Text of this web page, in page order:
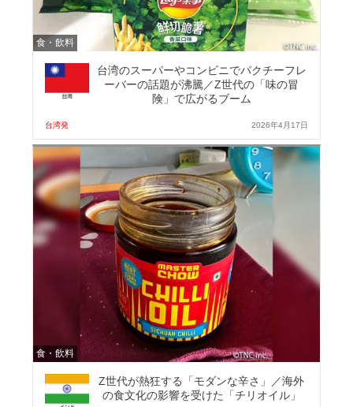
食・飲料
台湾のスーパーやコンビニでパクチーフレ
ーバーの話題が沸騰／Z世代の「味の冒
険」で広がるブーム
台湾発 2026年4月17日
食・飲料
Z世代が熱狂する「モダンな辛さ」／海外
の食文化の影響を受けた「チリオイル」